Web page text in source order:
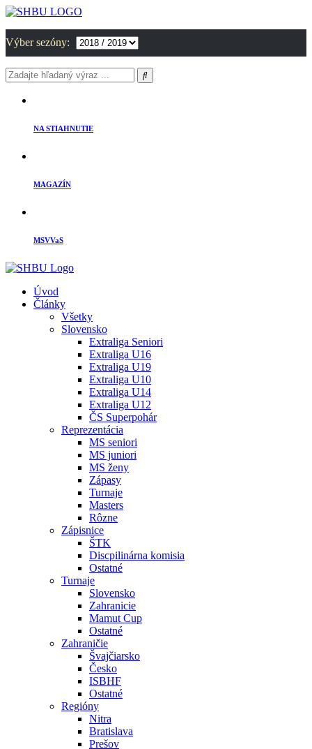
Výber sezóny:
NA STIAHNUTIE
MAGAZÍN
MSVVaS
Úvod
Články
Všetky
Slovensko
Extraliga Seniori
Extraliga U16
Extraliga U19
Extraliga U10
Extraliga U14
Extraliga U12
ČS Superpohár
Reprezentácia
MS seniori
MS juniori
MS ženy
Zápasy
Turnaje
Masters
Rôzne
Zápisnice
ŠTK
Discpilinárna komisia
Ostatné
Turnaje
Slovensko
Zahranicie
Mamut Cup
Ostatné
Zahraničie
Švajčiarsko
Česko
ISBHF
Ostatné
Regióny
Nitra
Bratislava
Prešov